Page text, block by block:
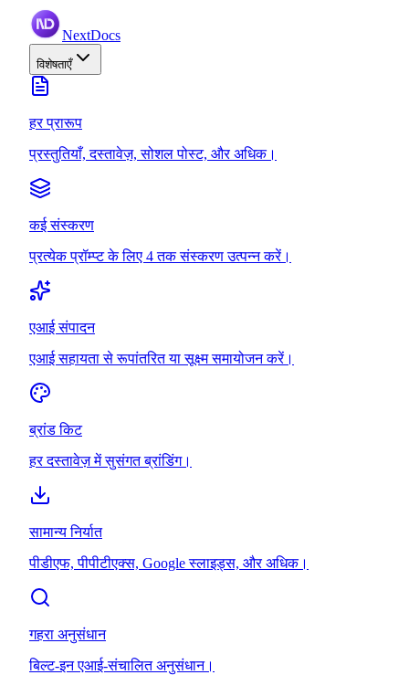
NextDocs
विशेषताएँ
हर प्रारूप
प्रस्तुतियाँ, दस्तावेज़, सोशल पोस्ट, और अधिक।
कई संस्करण
प्रत्येक प्रॉम्प्ट के लिए 4 तक संस्करण उत्पन्न करें।
एआई संपादन
एआई सहायता से रूपांतरित या सूक्ष्म समायोजन करें।
ब्रांड किट
हर दस्तावेज़ में सुसंगत ब्रांडिंग।
सामान्य निर्यात
पीडीएफ, पीपीटीएक्स, Google स्लाइड्स, और अधिक।
गहरा अनुसंधान
बिल्ट-इन एआई-संचालित अनुसंधान।